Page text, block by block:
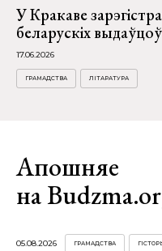
У Кракаве
беларускіх выдаўцоў
17.06.2026
ГРАМАДСТВА ЛІТАРАТУРА
Апошняе
на
05.08.2026 ГРАМАДСТВА